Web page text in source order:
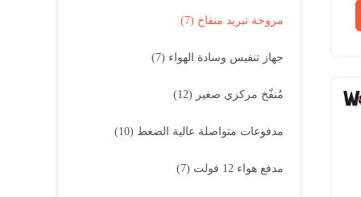
مروحة تبريد منفاخ (7)
جهاز تنفيس وسادة الهواء (7)
مُنفّخ مركزي صغير (12)
مدفوعات متواصلة عالية الضغط (10)
مدفع هواء 12 فولت (7)